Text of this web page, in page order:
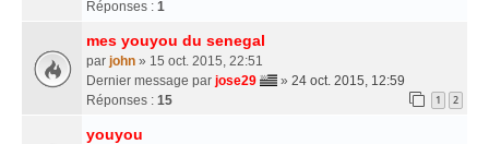
Réponses : 1
mes youyou du senegal
par john » 15 oct. 2015, 22:51
Dernier message par jose29 » 24 oct. 2015, 12:59
Réponses : 15 1 2
youyou